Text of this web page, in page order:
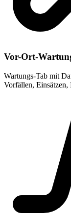
Vor-Ort-
Wartungs-Tab mit
Vorfällen,